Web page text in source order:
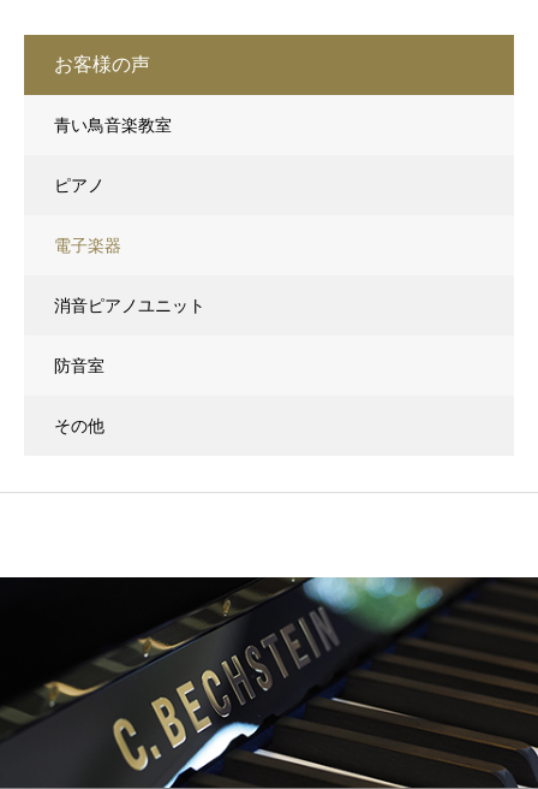
お客様の声
青い鳥音楽教室
ピアノ
電子楽器
消音ピアノユニット
防音室
その他